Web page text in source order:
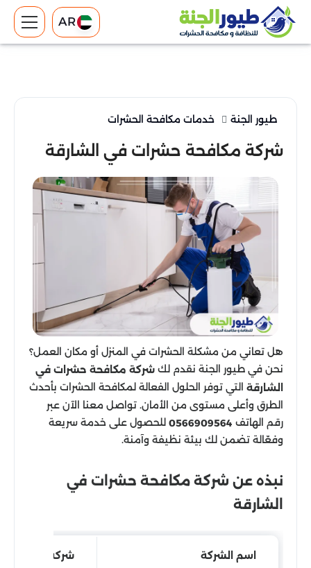
AR
طيور الجنة خدمات مكافحة الحشرات
شركة مكافحة حشرات في الشارقة
هل تعاني من مشكلة الحشرات في المنزل أو مكان العمل؟
نحن في طيور الجنة نقدم لك شركة مكافحة حشرات في
الشارقة التي توفر الحلول الفعالة لمكافحة الحشرات بأحدث
الطرق وأعلى مستوى من الأمان. تواصل معنا الآن عبر
رقم الهاتف 0566909564 للحصول على خدمة سريعة
وفعّالة تضمن لك بيئة نظيفة وآمنة.
نبذه عن شركة مكافحة حشرات في
الشارقة
اسم الشركة شركة طيور